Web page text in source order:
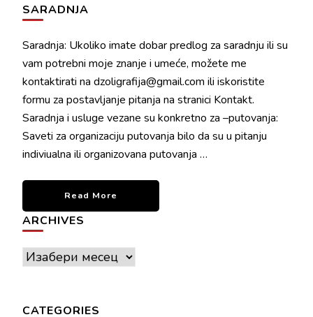
SARADNJA
Saradnja: Ukoliko imate dobar predlog za saradnju ili su
vam potrebni moje znanje i umeće, možete me
kontaktirati na dzoligrafija@gmail.com ili iskoristite
formu za postavljanje pitanja na stranici Kontakt.
Saradnja i usluge vezane su konkretno za –putovanja:
Saveti za organizaciju putovanja bilo da su u pitanju
indiviualna ili organizovana putovanja …
Read More
ARCHIVES
Archives
CATEGORIES